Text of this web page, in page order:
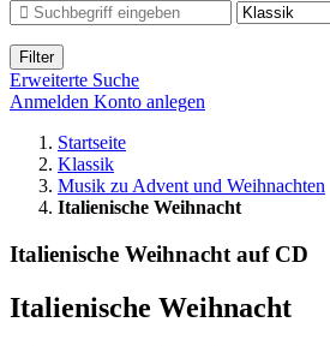
Filter
Erweiterte Suche
Anmelden Konto anlegen
Startseite
Klassik
Musik zu Advent und Weihnachten
Italienische Weihnacht
Italienische Weihnacht auf CD
Italienische Weihnacht